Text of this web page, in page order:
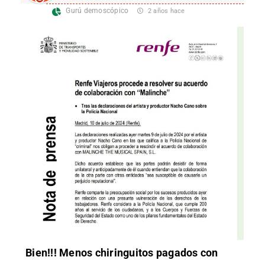
Gurú demoscópico 2 años hace
Bien!!! Menos chiringuitos pagados con